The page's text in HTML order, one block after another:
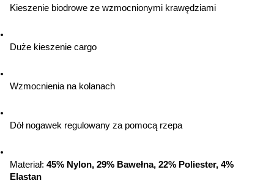
Kieszenie biodrowe ze wzmocnionymi krawędziami
Duże kieszenie cargo
Wzmocnienia na kolanach
Dół nogawek regulowany za pomocą rzepa
Materiał: 45% Nylon, 29% Bawełna, 22% Poliester, 4%
Elastan